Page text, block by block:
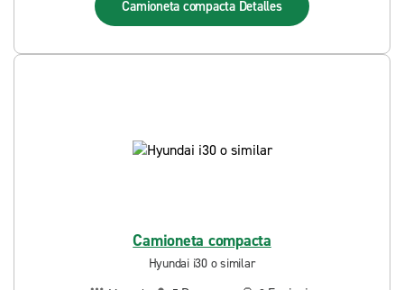
Camioneta compacta Detalles
Camioneta compacta
Hyundai i30 o similar